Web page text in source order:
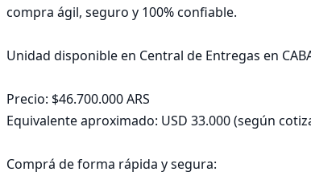
compra ágil, seguro y 100% confiable.
Unidad disponible en Central de Entregas en
Precio: $46.700.000 ARS
Equivalente aproximado: USD 33.000 (según
Comprá de forma rápida y segura: